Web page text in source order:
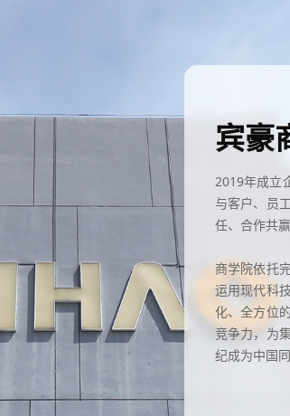
宾豪
2019年成立
与客户、员
任、合作共
商学院依托
运用现代科
化、全方位
竞争力，为
纪成为中国